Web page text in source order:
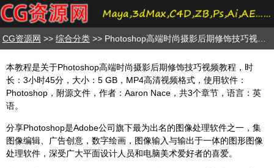
CG资源网 >> 综合分类 >> Photoshop高端时尚摄影后期修饰技巧视频教程
本教程是关于Photoshop高端时尚摄影后期修饰技巧视频教程，时
长：3小时45分，大小：5 GB，MP4高清视频格式，使用软件：
Photoshop，附源文件，作者：Aaron Nace，共3个章节，语言：英
语。
分享Photoshop是Adobe公司旗下最为出名的图像处理软件之一，集
图像编辑、广告创意，数字绘画，图像输入与输出于一体的图形图像
处理软件，深受广大平面设计人员和电脑美术爱好者的喜爱。